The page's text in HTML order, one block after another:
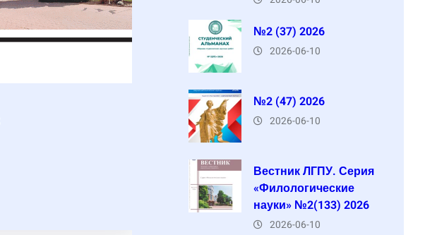
№2 (37) 2026
2026-06-10
№2 (47) 2026
2026-06-10
Вестник ЛГПУ. Серия
«Филологические
науки» №2(133) 2026
2026-06-10